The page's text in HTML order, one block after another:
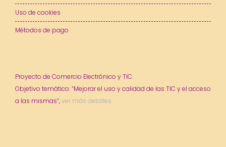
Uso de cookies
Métodos de pago
Proyecto de Comercio Electrónico y TIC.
Objetivo temático: “Mejorar el uso y calidad de las TIC y el acceso
a las mismas”,ver más detalles.